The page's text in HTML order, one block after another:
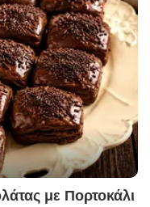
με Πορτοκάλι